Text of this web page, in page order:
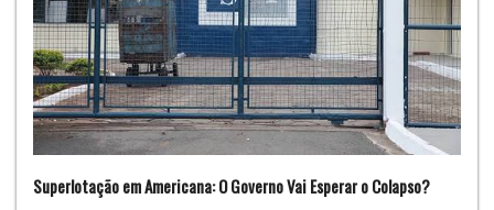
Superlotação em Americana: O Governo Vai Esperar o Colapso?